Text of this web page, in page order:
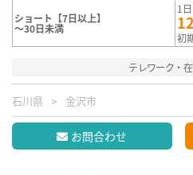
ショート【7日以上】
～30日未満
1
初
テレワーク・
石川県 金沢市
お問合わせ